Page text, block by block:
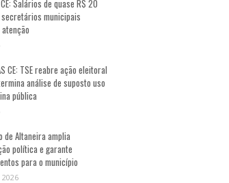
CE: Salários de quase R$ 20
municipais
CE: TSE reabre ação eleitoral
análise de suposto uso
pública
de Altaneira amplia
política e garante
para o município